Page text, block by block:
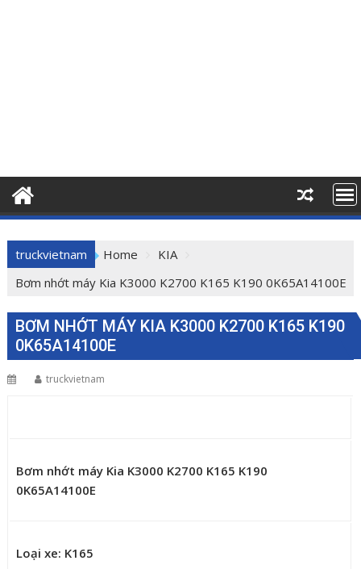
truckvietnam Home
KIA
Bơm nhớt máy Kia K3000 K2700 K165 K190 0K65A14100E
BƠM NHỚT MÁY KIA K3000 K2700 K165 K190
0K65A14100E
truckvietnam
Bơm nhớt máy Kia K3000 K2700 K165 K190
0K65A14100E
Loại xe: K165